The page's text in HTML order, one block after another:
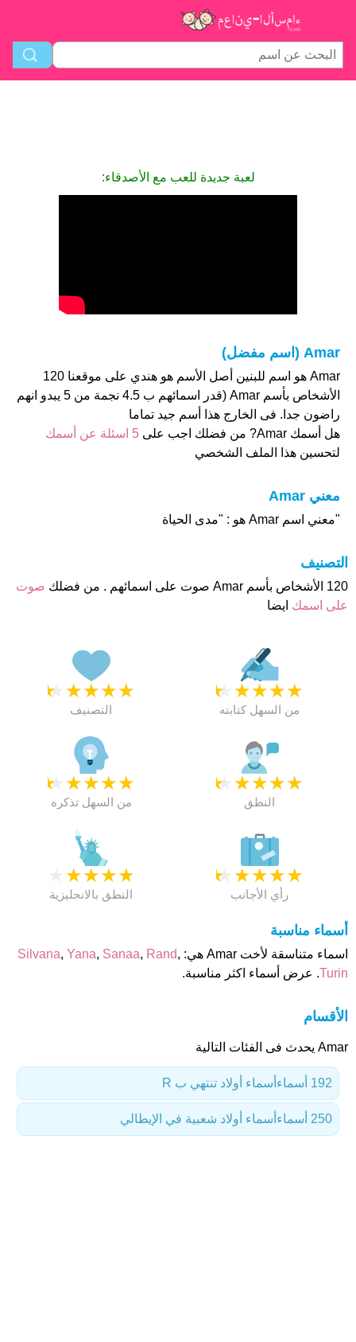
لعبة جديدة للعب مع الأصدقاء:
Amar (اسم مفضل)
Amar هو اسم للبنين أصل الأسم هو هندي على موقعنا 120
الأشخاص بأسم Amar (قدر اسمائهم ب 4.5 نجمة من 5 يبدو انهم
راضون جدا. فى الخارج هذا أسم جيد تماما
هل أسمك Amar? من فضلك اجب على
5 اسئلة عن أسمك
لتحسين هذا الملف الشخصي
معني Amar
"معني اسم Amar هو : "مدى الحياة
التصنيف
120 الأشخاص بأسم Amar صوت على اسمائهم . من فضلك
صوت
على اسمك ايضا
★
★
★
★
★
التصنيف
★
★
★
★
★
من السهل كتابته
★
★
★
★
★
من السهل تذكره
★
★
★
★
★
النطق
★
★
★
★
النطق بالانجليزية
★
★
★
★
★
رأي الأجانب
أسماء مناسبة
اسماء متناسقة لأخت Amar هي: Silvana, Yana, Sanaa, Rand,
Turin. عرض أسماء اكثر مناسبة.
الأقسام
Amar يحدث فى الفئات التالية
أسماء أولاد تنتهي ب R 192 أسماء
أسماء أولاد شعبية في الإيطالي 250 أسماء